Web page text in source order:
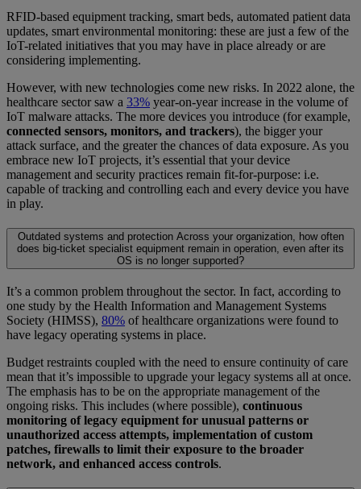
RFID-based equipment tracking, smart beds, automated patient data
updates, smart environmental monitoring: these are just a few of the
IoT-related initiatives that you may have in place already or are
considering implementing.
However, with new technologies come new risks. In 2022 alone, the
healthcare sector saw a 33% year-on-year increase in the volume of
IoT malware attacks. The more devices you introduce (for example,
connected sensors, monitors, and trackers), the bigger your
attack surface, and the greater the chances of data exposure. As you
embrace new IoT projects, it’s essential that your device
management and security practices remain fit-for-purpose: i.e.
capable of tracking and controlling each and every device you have
in play.
Outdated systems and protection Across your organization, how often
does big-ticket specialist equipment remain in operation, even after its
OS is no longer supported?
It’s a common problem throughout the sector. In fact, according to
one study by the Health Information and Management Systems
Society (HIMSS), 80% of healthcare organizations were found to
have legacy operating systems in place.
Budget restraints coupled with the need to ensure continuity of care
mean that it’s impossible to upgrade your legacy systems all at once.
The emphasis has to be on the appropriate management of the
ongoing risks. This includes (where possible), continuous
monitoring of legacy equipment for unusual patterns or
unauthorized access attempts, implementation of custom
patches, firewalls to limit their exposure to the broader
network, and enhanced access controls.